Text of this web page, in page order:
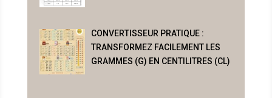
CONVERTISSEUR PRATIQUE :
TRANSFORMEZ FACILEMENT LES
GRAMMES (G) EN CENTILITRES (CL)